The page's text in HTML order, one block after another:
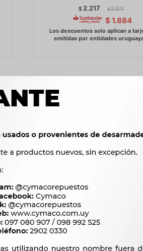
$ 2.217 $ 2.271
$ 1.884
SUSPENSION VARIOS
BRAZO PITMAN L200 -
$887 $ 908